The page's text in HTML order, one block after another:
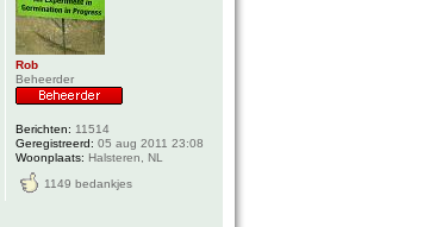
Rob
Beheerder
Berichten: 11514
Geregistreerd: 05 aug 2011 23:08
Woonplaats: Halsteren, NL
1149 bedankjes